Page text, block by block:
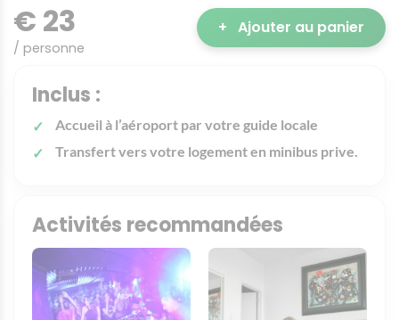
€ 23
/ personne
+ Ajouter au panier
Inclus :
Accueil à l’aéroport par votre guide locale
Transfert vers votre logement en minibus prive.
Activités recommandées